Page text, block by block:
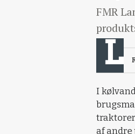
FMR
I
traktorer
af